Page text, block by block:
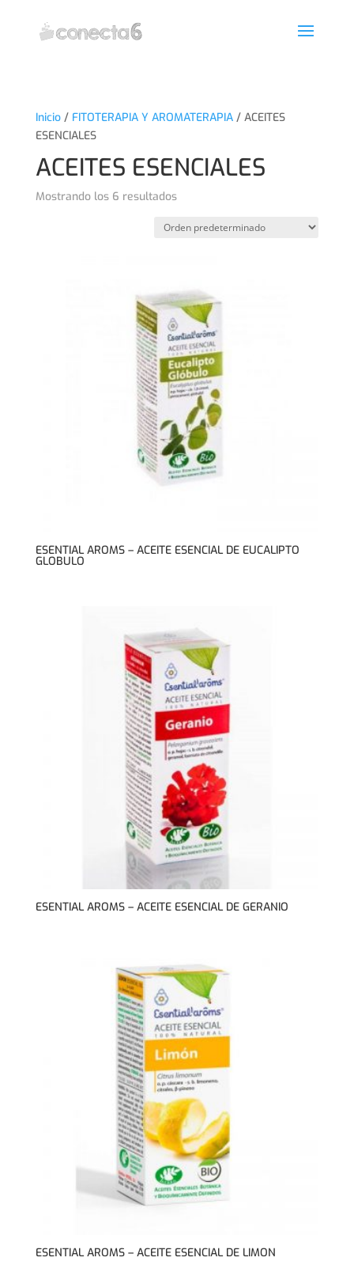
Inicio/ FITOTERAPIA Y AROMATERAPIA/ ACEITES
ESENCIALES
ACEITES ESENCIALES
Mostrando los 6 resultados
ESENTIAL AROMS – ACEITE ESENCIAL DE EUCALIPTO
GLOBULO
ESENTIAL AROMS – ACEITE ESENCIAL DE GERANIO
ESENTIAL AROMS – ACEITE ESENCIAL DE LIMON